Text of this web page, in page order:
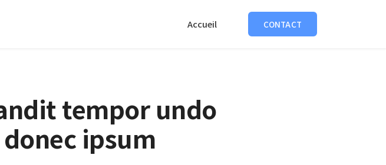
Accueil CONTACT
tempor undo
ipsum